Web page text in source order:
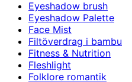
Eyeshadow brush
Eyeshadow Palette
Face Mist
Filtöverdrag i bambu
Fitness & Nutrition
Fleshlight
Folklore romantik